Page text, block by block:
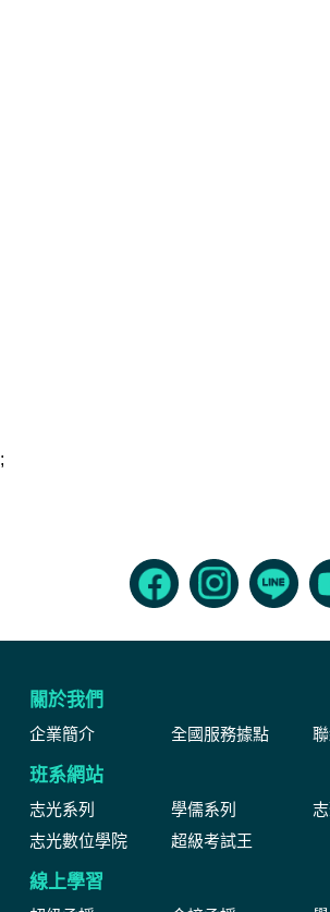
;
關於我們
企業簡介 全國服務據點
班系網站
志光系列 學儒系列
志光數位學院
超級考試王
線上學習